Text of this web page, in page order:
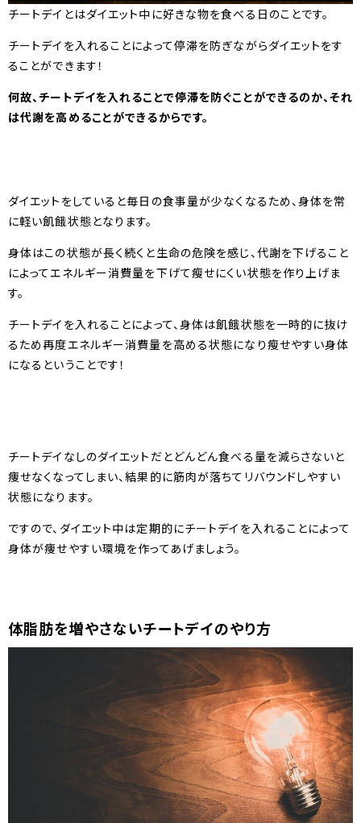
チートデイとはダイエット中に好きな物を食べる日のことです。
チートデイを入れることによって停滞を防ぎながらダイエットをす
ることができます！
何故、チートデイを入れることで停滞を防ぐことができるのか、それ
は代謝を高めることができるからです。
ダイエットをしていると毎日の食事量が少なくなるため、身体を常
に軽い飢餓状態となります。
身体はこの状態が長く続くと生命の危険を感じ、代謝を下げること
によってエネルギー消費量を下げて瘦せにくい状態を作り上げま
す。
チートデイを入れることによって、身体は飢餓状態を一時的に抜け
るため再度エネルギー消費量を高める状態になり瘦せやすい身体
になるということです！
チートデイなしのダイエットだとどんどん食べる量を減らさないと
痩せなくなってしまい、結果的に筋肉が落ちてリバウンドしやすい
状態になります。
ですので、ダイエット中は定期的にチートデイを入れることによって
身体が痩せやすい環境を作ってあげましょう。
体脂肪を増やさないチートデイのやり方